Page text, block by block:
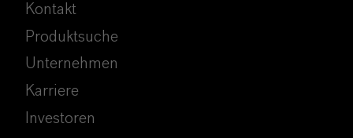
Kontakt
Produktsuche
Unternehmen
Karriere
Investoren